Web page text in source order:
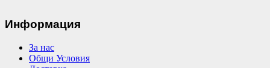
Информация
За нас
Общи Условия